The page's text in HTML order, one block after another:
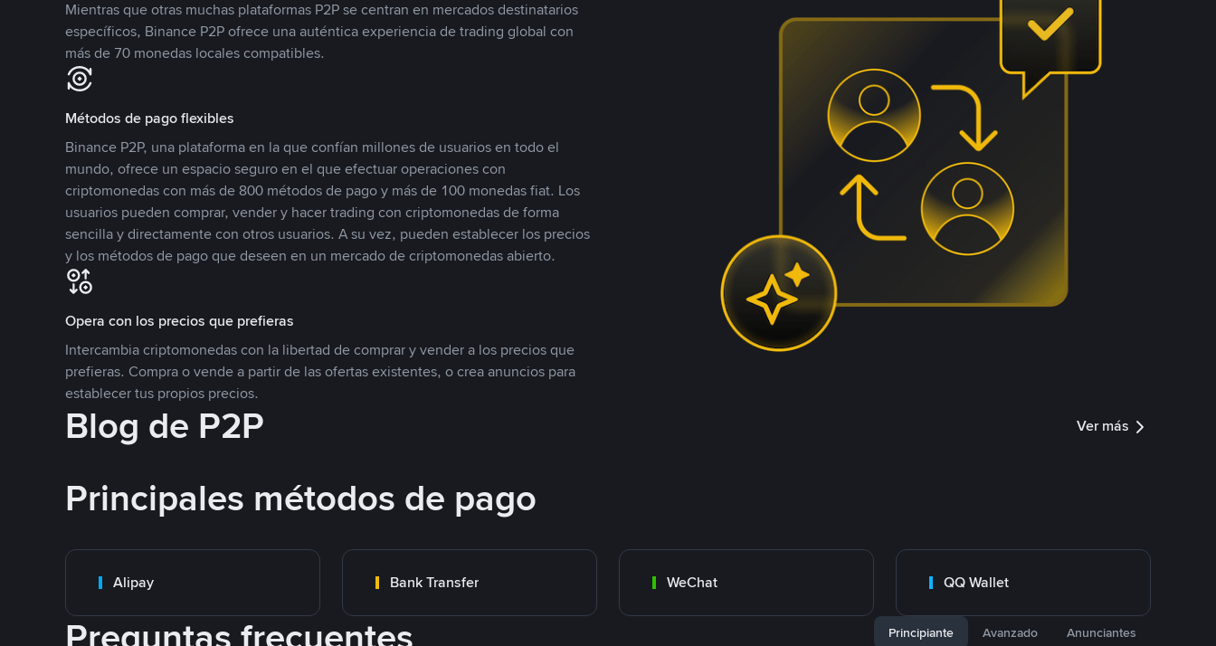
Mientras que otras muchas plataformas P2P se centran en mercados destinatarios
específicos, Binance P2P ofrece una auténtica experiencia de trading global con
más de 70 monedas locales compatibles.
Métodos de pago flexibles
Binance P2P, una plataforma en la que confían millones de usuarios en todo el
mundo, ofrece un espacio seguro en el que efectuar operaciones con
criptomonedas con más de 800 métodos de pago y más de 100 monedas fiat. Los
usuarios pueden comprar, vender y hacer trading con criptomonedas de forma
sencilla y directamente con otros usuarios. A su vez, pueden establecer los precios
y los métodos de pago que deseen en un mercado de criptomonedas abierto.
Opera con los precios que prefieras
Intercambia criptomonedas con la libertad de comprar y vender a los precios que
prefieras. Compra o vende a partir de las ofertas existentes, o crea anuncios para
establecer tus propios precios.
Blog de P2P Ver más
Principales métodos de pago
Alipay Bank Transfer WeChat QQ Wallet
Principiante Avanzado Anunciantes